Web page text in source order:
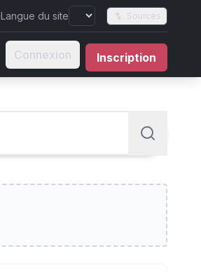
Langue du site Sources
Connexion Inscription